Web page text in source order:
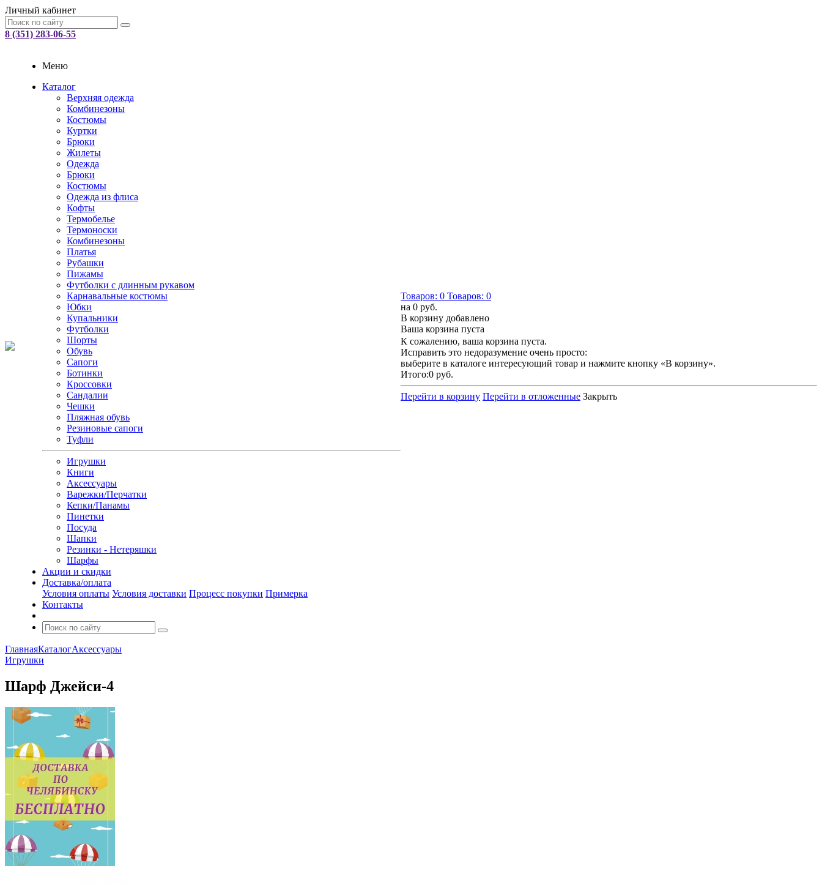
Личный кабинет
8 (351) 283-06-55
Меню
Каталог
Верхняя одежда
Комбинезоны
Костюмы
Куртки
Брюки
Жилеты
Одежда
Брюки
Костюмы
Одежда из флиса
Кофты
Термобелье
Термоноски
Комбинезоны
Платья
Рубашки
Пижамы
Футболки с длинным рукавом
Карнавальные костюмы
Юбки
Купальники
Футболки
Шорты
Обувь
Сапоги
Ботинки
Кроссовки
Сандалии
Чешки
Пляжная обувь
Резиновые сапоги
Туфли
Игрушки
Книги
Аксессуары
Варежки/Перчатки
Кепки/Панамы
Пинетки
Посуда
Шапки
Резинки - Нетеряшки
Шарфы
Акции и скидки
Доставка/оплата
Условия оплаты Условия доставки Процесс покупки Примерка
Контакты
Товаров: 0 Товаров: 0
на 0 руб.
В корзину добавлено
Ваша корзина пуста
К сожалению, ваша корзина пуста.
Исправить это недоразумение очень просто:
выберите в каталоге интересующий товар и нажмите кнопку «В корзину».
Итого:0 руб.
Перейти в корзину Перейти в отложенные Закрыть
ГлавнаяКаталогАксессуары
Игрушки
Шарф Джейси-4